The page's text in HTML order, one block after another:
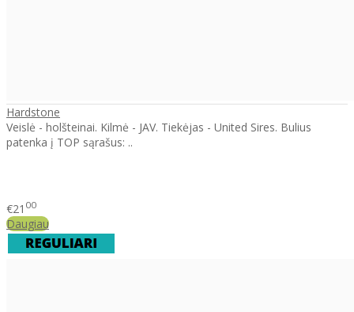
Hardstone
Veislė - holšteinai. Kilmė - JAV. Tiekėjas - United Sires. Bulius
patenka į TOP sąrašus: ..
€21 00
Daugiau